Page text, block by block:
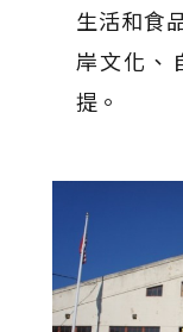
生活和食
岸文化、
提。